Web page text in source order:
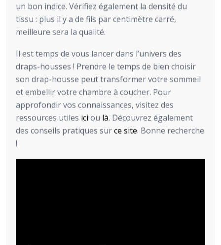
un bon indice. Vérifiez également la densité du
tissu : plus il y a de fils par centimètre carré,
meilleure sera la qualité.
Il est temps de vous lancer dans l’univers des
draps-housses ! Prendre le temps de bien choisir
son drap-housse peut transformer votre sommeil
et embellir votre chambre à coucher. Pour
approfondir vos connaissances, visitez des
ressources utiles ici ou là. Découvrez également
des conseils pratiques surce site. Bonne recherche
!